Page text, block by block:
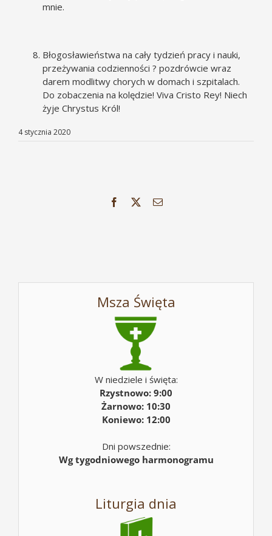
mnie.
Błogosławieństwa na cały tydzień pracy i nauki,
przeżywania codzienności ? pozdrówcie wraz
darem modlitwy chorych w domach i szpitalach.
Do zobaczenia na kolędzie! Viva Cristo Rey! Niech
żyje Chrystus Król!
4 stycznia 2020
Facebook Email
Msza Święta
W niedziele i święta:
Rzystnowo: 9:00
Żarnowo: 10:30
Koniewo: 12:00
Dni powszednie:
Wg tygodniowego harmonogramu
Liturgia dnia